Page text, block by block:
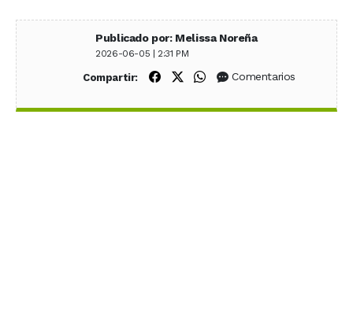
Publicado por: Melissa Noreña
2026-06-05 | 2:31 PM
Compartir: Compartir en Facebook
Compartir en X (Twitter)
Compartir en WhatsApp
Comentarios